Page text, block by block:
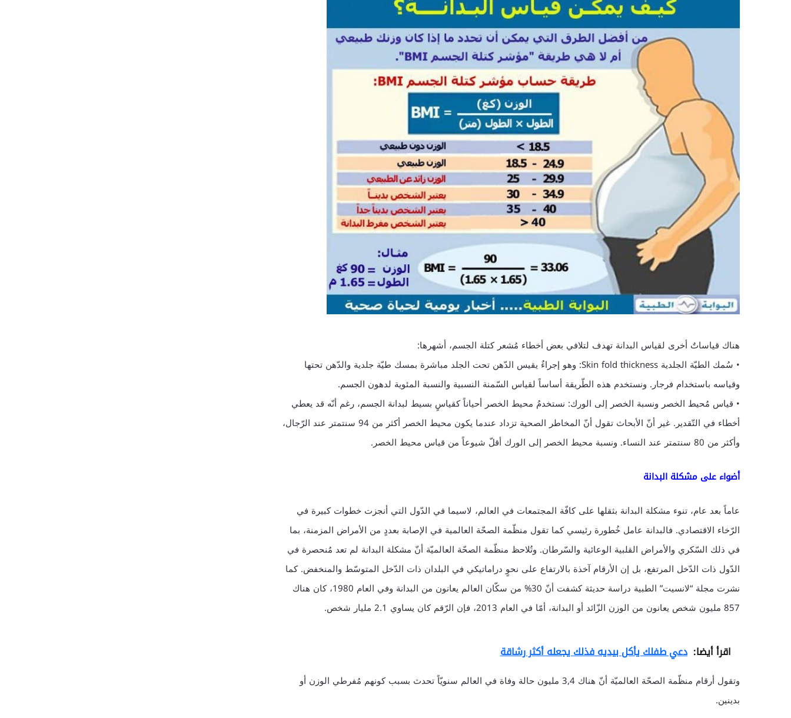
هناك قياساتٌ أخرى لقياس البدانة تهدف لتلافي بعض أخطاء مُشعر كتلة الجسم، أشهرها:
• سُمك الطيّة الجلدية Skin fold thickness: وهو إجراءٌ يقيس الدّهن تحت الجلد مباشرة بمسك طيّة جلدية والدّهن تحتها
وقياسه باستخدام فرجار. ونستخدم هذه الطّريقة أساساً لقياس السّمنة النسبية والنسبة المئوية لدهون الجسم.
• قياس مُحيط الخصر ونسبة الخصر إلى الورك: نستخدمُ محيط الخصر أحياناً كقياسٍ بسيط لبدانة الجسم، رغم أنّه قد يعطي
أخطاء في التّقدير. غير أنّ الأبحاث تقول أنّ المخاطر الصحية تزداد عندما يكون محيط الخصر أكثر من 94 سنتمتر عند الرّجال،
وأكثر من 80 سنتمتر عند النساء. ونسبة محيط الخصر إلى الورك أقلّ شيوعاً من قياس محيط الخصر.
أضواء على مشكلة البدانة
عاماً بعد عام، تنوء مشكلة البدانة بثقلها على كافّة المجتمعات في العالم، لاسيما في الدّول التي أنجزت خطوات كبيرة في
الرّخاء الاقتصادي. فالبدانة عامل خُطورة رئيسي كما تقول منظّمة الصحّة العالمية في الإصابة بعددٍ من الأمراض المزمنة، بما
في ذلك السّكري والأمراض القلبية الوعائية والسّرطان. وتُلاحظ منظّمة الصحّة العالميّة أنّ مشكلة البدانة لم تعد مُنحصرة في
الدّول ذات الدّخل المرتفع، بل إن الأرقام آخذة بالارتفاع على نحوٍ دراماتيكي في البلدان ذات الدّخل المتوسّط والمنخفض. كما
نشرت مجلة “لانسيت” الطبية دراسة حديثة كشفت أنّ 30% من سكّان العالم يعانون من البدانة وفي العام 1980، كان هناك
857 مليون شخص يعانون من الوزن الزّائد أو البدانة، أمّا في العام 2013، فإن الرّقم كان يساوي 2.1 مليار شخص.
اقرأ أيضا: دعي طفلك يأكل بيديه فذلك يجعله أكثر رشاقة
وتقول أرقام منظّمة الصحّة العالميّة أنّ هناك 3,4 مليون حالة وفاة في العالم سنويّاً تحدث بسبب كونهم مُفرطي الوزن أو
بدينين.